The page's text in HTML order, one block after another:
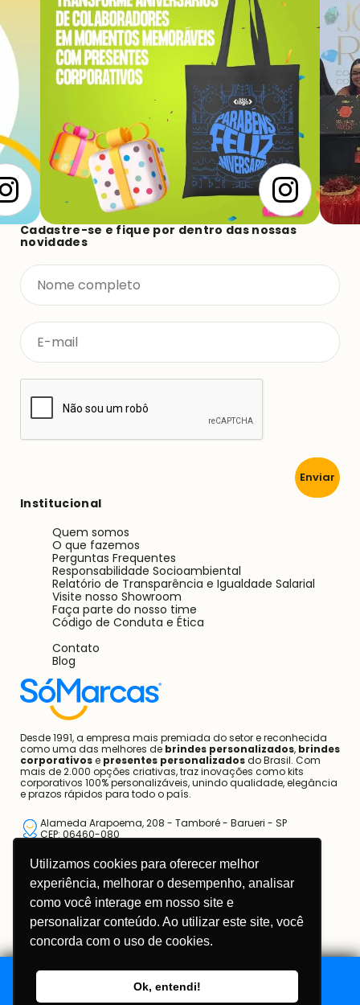
Utilizamos cookies para oferecer melhor
experiência, melhorar o desempenho, analisar
como você interage em nosso site e
personalizar conteúdo. Ao utilizar este site, você
concorda com o uso de cookies.
Ok, entendi!
Adicionar ao Orçamento
Desde 1991, a empresa mais premiada do setor e reconhecida
como uma das melhores de brindes personalizados, brindes
corporativose presentes personalizadosdo Brasil. Com
mais de 2.000 opções criativas, traz inovações como kits
corporativos 100% personalizáveis, unindo qualidade, elegância
e prazos rápidos para todo o país.
Alameda Arapoema, 208 - Tamboré - Barueri - SP
CEP: 06460-080
11 3670-1360
11 95681-5743
atendimento@somarcas.com.br
SO MARCAS COMERCIAL LTDA.
CNPJ: 67.308.981/0001-00
Institucional
Quem somos
O que fazemos
Perguntas Frequentes
Responsabilidade Socioambiental
Relatório de Transparência e Igualdade Salarial
Visite nosso Showroom
Faça parte do nosso time
Código de Conduta e Ética
Contato
Blog
Cadastre-se e fique por dentro das nossas
novidades
Enviar